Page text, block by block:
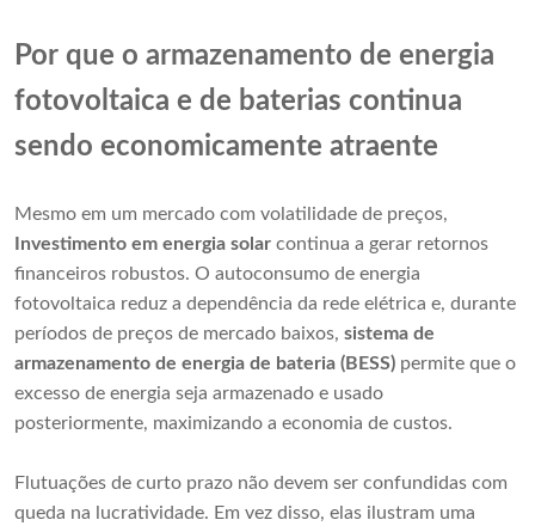
Por que o armazenamento de energia
fotovoltaica e de baterias continua
sendo economicamente atraente
Mesmo em um mercado com volatilidade de preços,
Investimento em energia solar continua a gerar retornos
financeiros robustos. O autoconsumo de energia
fotovoltaica reduz a dependência da rede elétrica e, durante
períodos de preços de mercado baixos, sistema de
armazenamento de energia de bateria (BESS) permite que o
excesso de energia seja armazenado e usado
posteriormente, maximizando a economia de custos.
Flutuações de curto prazo não devem ser confundidas com
queda na lucratividade. Em vez disso, elas ilustram uma